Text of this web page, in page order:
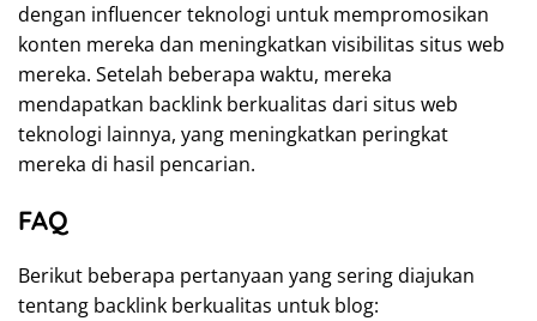
dengan influencer teknologi untuk mempromosikan
konten mereka dan meningkatkan visibilitas situs web
mereka. Setelah beberapa waktu, mereka
mendapatkan backlink berkualitas dari situs web
teknologi lainnya, yang meningkatkan peringkat
mereka di hasil pencarian.
FAQ
Berikut beberapa pertanyaan yang sering diajukan
tentang backlink berkualitas untuk blog: